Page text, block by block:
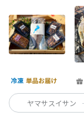
ヤマサスイサン